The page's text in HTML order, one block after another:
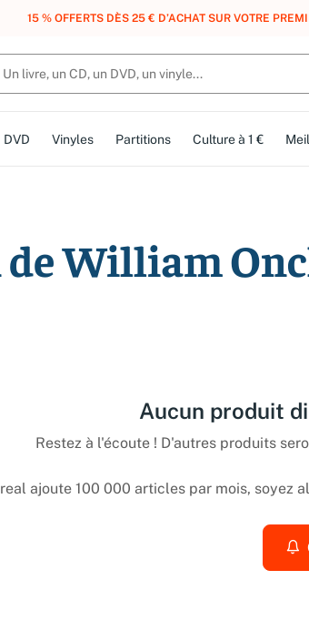
15 % OFFERTS DÈS 25 € D’ACHAT SUR VOTRE
DVD Vinyles Partitions Culture à 1 €
de William
Aucun produit
Restez à l'écoute ! D'autres produits
ajoute 100 000 articles par mois, soyez